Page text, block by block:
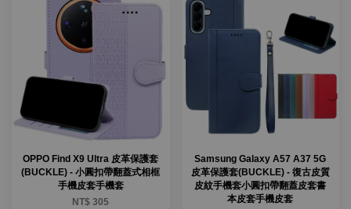
OPPO Find X9 Ultra 皮革保護套
(BUCKLE) - 小圓扣帶翻蓋式相框
手機皮套手機套
NT$ 305
Samsung Galaxy A57 A37 5G
皮革保護套(BUCKLE) - 復古皮質
皮紋手機套小圓扣帶翻蓋皮套書
本皮套手機皮套